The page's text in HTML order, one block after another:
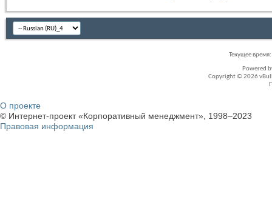
Текущее время:
Powered
Copyright © 2026
О проекте
© Интернет-проект «Корпоративный менеджмент», 1998–2023
Правовая информация